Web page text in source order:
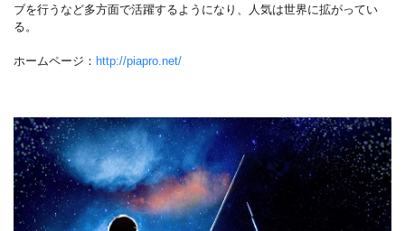
ブを行うなど多方面で活躍するようになり、人気は世界に拡がってい
る。
ホームページ： http://piapro.net/